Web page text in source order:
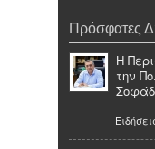
Πρόσφατες
Η
την